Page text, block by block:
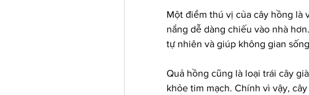
Một điểm thú vị của cây hồng là
nắng dễ dàng chiếu vào nhà
tự nhiên và giúp không gian
Quả hồng cũng là loại trái cây
khỏe tim mạch. Chính vì vậy,